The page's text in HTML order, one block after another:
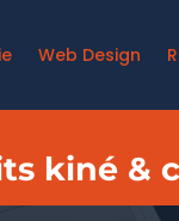
Web Design
kiné &